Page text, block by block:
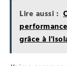
Lire aussi :
grâce à